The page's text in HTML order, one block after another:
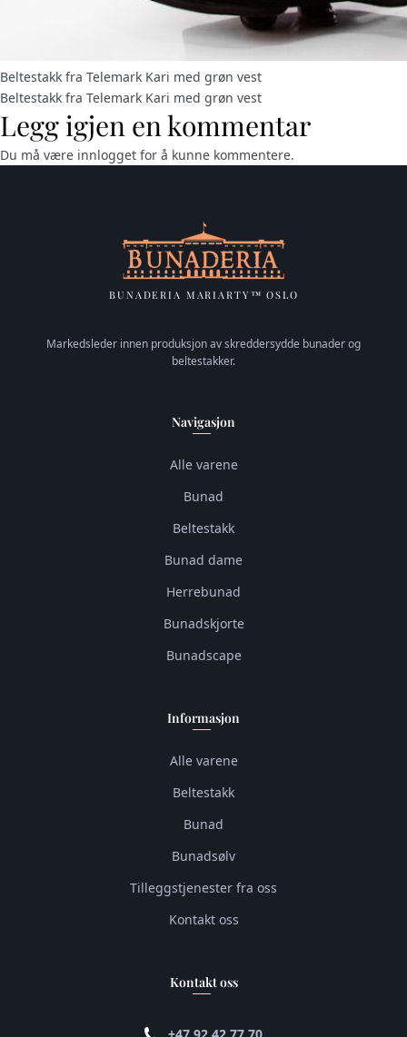
Beltestakk fra Telemark Kari med grøn vest
Beltestakk fra Telemark Kari med grøn vest
Legg igjen en kommentar
Du må være innlogget for å kunne kommentere.
BUNADERIA MARIARTY™ OSLO
Markedsleder innen produksjon av skreddersydde bunader og
beltestakker.
Navigasjon
Alle varene
Bunad
Beltestakk
Bunad dame
Herrebunad
Bunadskjorte
Bunadscape
Informasjon
Alle varene
Beltestakk
Bunad
Bunadsølv
Tilleggstjenester fra oss
Kontakt oss
Kontakt oss